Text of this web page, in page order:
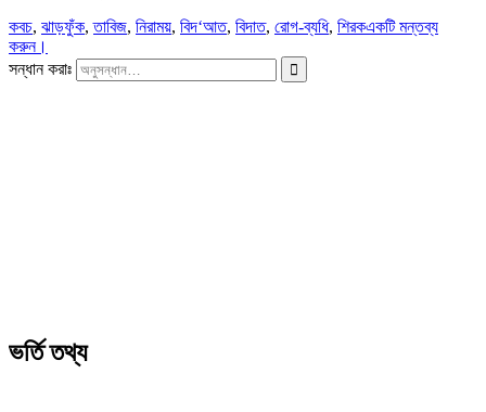
কবচ, ঝাড়ফুঁক,তাবিজ, নিরাময়, বিদ‘আত, বিদাত, রোগ-ব্যধি, শিরকএকটি মন্তব্য
করুন।
সন্ধান করাঃ
ভর্তি তথ্য